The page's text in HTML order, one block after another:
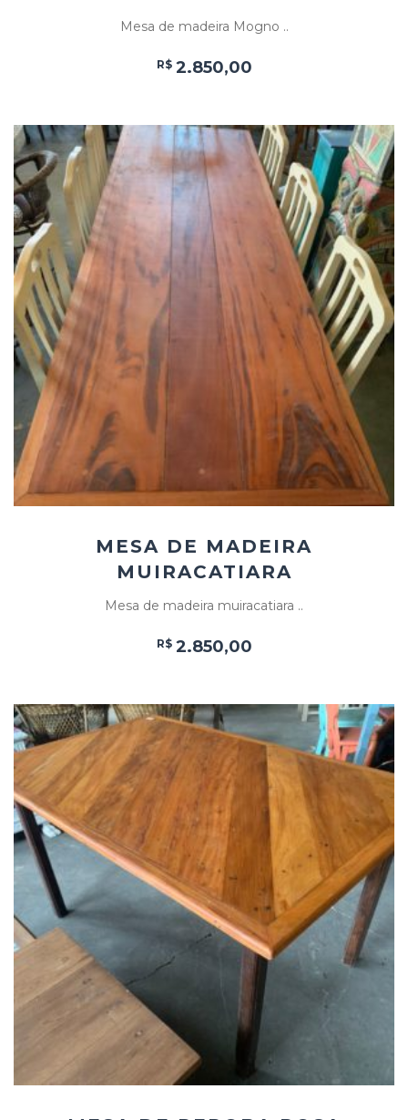
Mesa de madeira Mogno ..
R$ 2.850,00
Add
ao
MESA DE MADEIRA
MUIRACATIARA
Mesa de madeira muiracatiara ..
R$ 2.850,00
Add
ao
Favoritos